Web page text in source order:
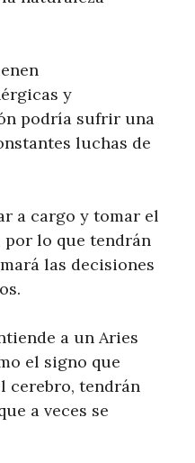
y
podría sufrir una
luchas de
a cargo y tomar el
lo que tendrán
las decisiones
a un Aries
el signo que
cerebro, tendrán
a veces se